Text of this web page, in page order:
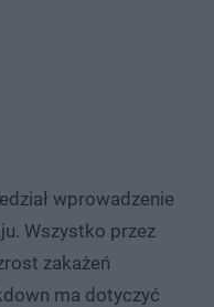
wprowadzenie
Wszystko przez
zakażeń
ma dotyczyć